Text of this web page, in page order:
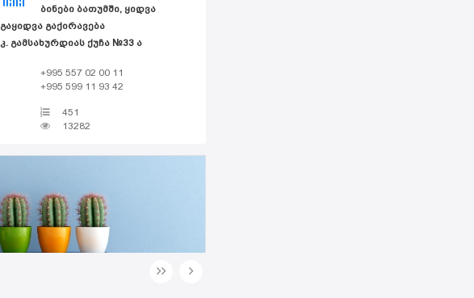
ᲑᲘᲜᲔᲑᲘ ᲑᲐᲗᲣᲛᲨᲘ, ᲧᲘᲓᲕᲐ
ᲒᲐᲧᲘᲓᲕᲐ ᲒᲐᲥᲘᲠᲐᲕᲔᲑᲐ
კ. გამსახურდიას ქუჩა №33 ა
+995 557 02 00 11
+995 599 11 93 42
451
13282